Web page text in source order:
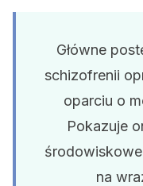
Główne
schizofrenii
oparciu o
Pokazuje
środowiskowe
na